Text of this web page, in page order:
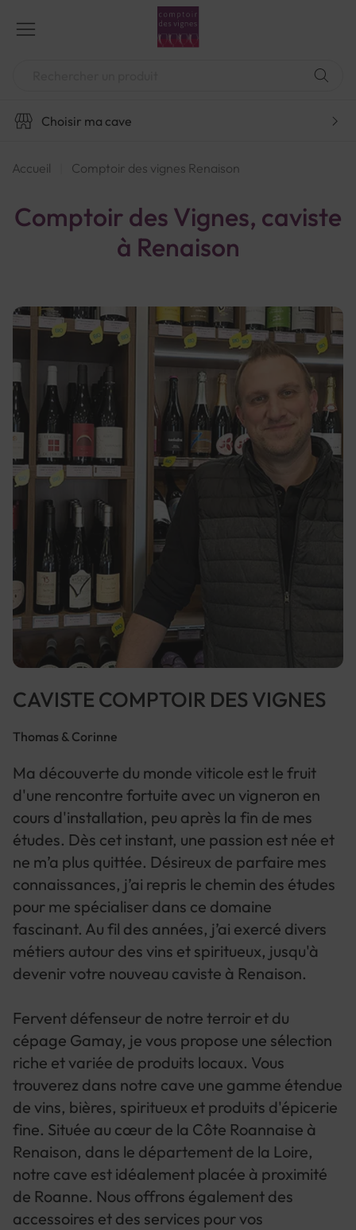
contenu
Choisir ma cave
Accueil Comptoir des vignes Renaison
Comptoir des Vignes, caviste
à Renaison
CAVISTE COMPTOIR DES VIGNES
Thomas & Corinne
Ma découverte du monde viticole est le fruit
d'une rencontre fortuite avec un vigneron en
cours d'installation, peu après la fin de mes
études. Dès cet instant, une passion est née et
ne m’a plus quittée. Désireux de parfaire mes
connaissances, j’ai repris le chemin des études
pour me spécialiser dans ce domaine
fascinant. Au fil des années, j’ai exercé divers
métiers autour des vins et spiritueux, jusqu'à
devenir votre nouveau caviste à Renaison.
Fervent défenseur de notre terroir et du
cépage Gamay, je vous propose une sélection
riche et variée de produits locaux. Vous
trouverez dans notre cave une gamme étendue
de vins, bières, spiritueux et produits d'épicerie
fine. Située au cœur de la Côte Roannaise à
Renaison, dans le département de la Loire,
notre cave est idéalement placée à proximité
de Roanne. Nous offrons également des
accessoires et des services pour vos